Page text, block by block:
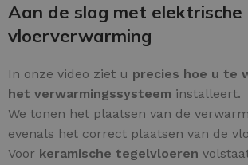
Aan de slag met elektrische
vloerverwarming
In onze video ziet u precies hoe u te
het verwarmingssysteem installeert.
We tonen het plaatsen van de
evenals het correct plaatsen van de
Voor keramische tegelvloeren